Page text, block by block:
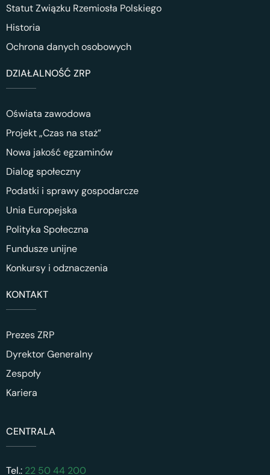
Statut Związku Rzemiosła Polskiego
Historia
Ochrona danych osobowych
DZIAŁALNOŚĆ ZRP
Oświata zawodowa
Projekt „Czas na staż”
Nowa jakość egzaminów
Dialog społeczny
Podatki i sprawy gospodarcze
Unia Europejska
Polityka Społeczna
Fundusze unijne
Konkursy i odznaczenia
KONTAKT
Prezes ZRP
Dyrektor Generalny
Zespoły
Kariera
CENTRALA
Tel.: 22 50 44 200